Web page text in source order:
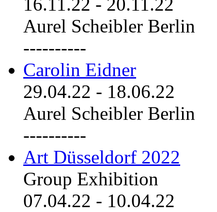
Aurel Scheibler Berlin
----------
Carolin Eidner
29.04.22 - 18.06.22
Aurel Scheibler Berlin
----------
Art Düsseldorf 2022
Group Exhibition
07.04.22 - 10.04.22